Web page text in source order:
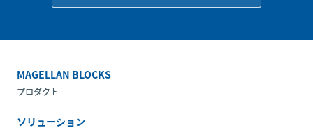
MAGELLAN BLOCKS
プロダクト
ソリューション